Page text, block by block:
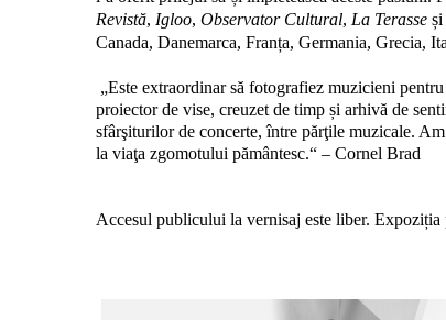
Revistă, Igloo, Observator Cultural, La Terasse și
Canada, Danemarca, Franța, Germania, Grecia,
„Este extraordinar să fotografiez muzicieni
proiector de vise, creuzet de timp și arhivă de
sfârşiturilor de concerte, între părţile muzicale.
la viaţa zgomotului pământesc.“ – Cornel Brad
Accesul publicului la vernisaj este liber.